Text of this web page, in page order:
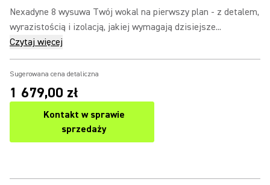
Nexadyne 8 wysuwa Twój wokal na pierwszy plan - z detalem,
wyrazistością i izolacją, jakiej wymagają dzisiejsze...
Czytaj więcej
Sugerowana cena detaliczna
1 679,00 zł
Kontakt w sprawie
sprzedaży